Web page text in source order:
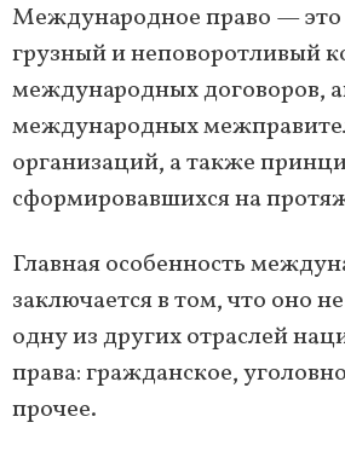
Международное право —
грузный и неповоротливый
международных договоров,
международных
организаций, а также
сформировавшихся на
Главная особенность
заключается в том, что оно
одну из других отраслей
права: гражданское,
прочее.